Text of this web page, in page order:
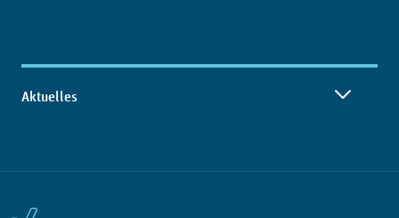
Aktuelles